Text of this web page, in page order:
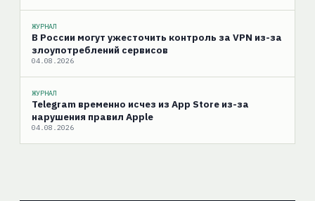
ЖУРНАЛ
В России могут ужесточить контроль за VPN из-за
злоупотреблений сервисов
04.08.2026
ЖУРНАЛ
Telegram временно исчез из App Store из-за
нарушения правил Apple
04.08.2026